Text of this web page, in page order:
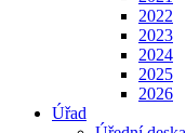
2022
2023
2024
2025
2026
Úřad